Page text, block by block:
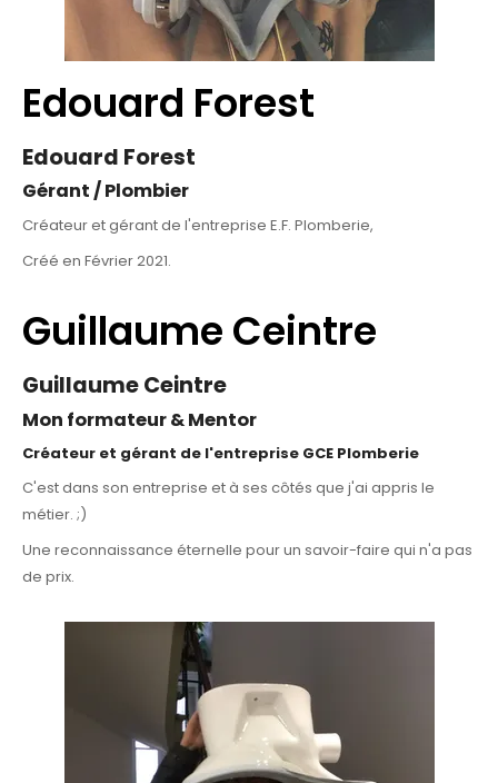
Edouard Forest
Edouard Forest
Gérant / Plombier
Créateur et gérant de l'entreprise E.F. Plomberie,
Créé en Février 2021.
Guillaume Ceintre
Guillaume Ceintre
Mon formateur & Mentor​
Créateur et gérant de l'entreprise GCE Plomberie
C'est dans son entreprise et à ses côtés que j'ai appris le
métier. ;)
Une reconnaissance éternelle pour un savoir-faire qui n'a pas
de prix.